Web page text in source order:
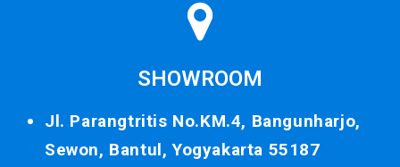
SHOWROOM
Jl. Parangtritis No.KM.4, Bangunharjo,
Sewon, Bantul, Yogyakarta 55187